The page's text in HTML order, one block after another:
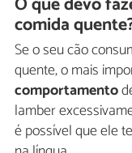
comida
Se o seu cão
quente, o mais
comportamento
lamber
é possível que ele